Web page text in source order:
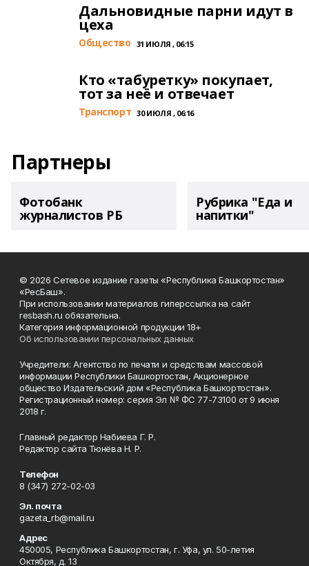
Дальновидные парни идут в
цеха
Общество 31 ИЮЛЯ , 06:15
Кто «табуретку» покупает,
тот за неё и отвечает
Транспорт 30 ИЮЛЯ , 06:16
Партнеры
Фотобанк
журналистов РБ
Рубрика "Еда и
напитки"
© 2026 Сетевое издание газеты «Республика Башкортостан»
«РесБаш».
При использовании материалов гиперссылка на сайт
resbash.ru обязательна.
Категория информационной продукции 18+
Об использовании персональных данных
Учредители: Агентство по печати и средствам массовой
информации Республики Башкортостан, Акционерное
общество Издательский дом «Республика Башкортостан».
Регистрационный номер: серия Эл № ФС 77-73100 от 9 июня
2018 г.
Главный редактор Набиева Г. Р.
Редактор сайта Тюнёва Н. Р.
Телефон
8 (347) 272-02-03
Эл. почта
gazeta_rb@mail.ru
Адрес
450005, Республика Башкортостан, г. Уфа, ул. 50-летия
Октября, д. 13